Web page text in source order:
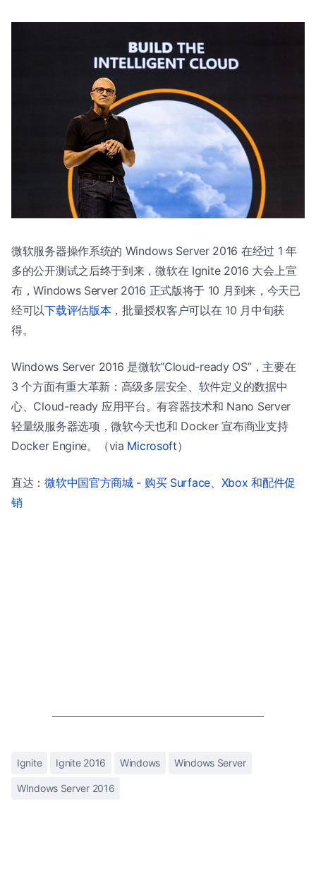
微软服务器操作系统的 Windows Server 2016 在经过 1 年
多的公开测试之后终于到来，微软在 Ignite 2016 大会上宣
布，Windows Server 2016 正式版将于 10 月到来，今天已
经可以下载评估版本，批量授权客户可以在 10 月中旬获
得。
Windows Server 2016 是微软“Cloud-ready OS”，主要在
3 个方面有重大革新：高级多层安全、软件定义的数据中
心、Cloud-ready 应用平台。有容器技术和 Nano Server
轻量级服务器选项，微软今天也和 Docker 宣布商业支持
Docker Engine。（via Microsoft）
直达：微软中国官方商城 - 购买 Surface、Xbox 和配件促
销
Ignite Ignite 2016 Windows Windows Server
WIndows Server 2016